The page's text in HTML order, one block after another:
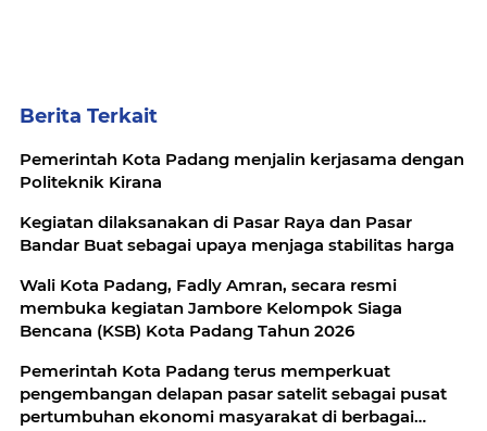
Berita Terkait
Pemerintah Kota Padang menjalin kerjasama dengan
Politeknik Kirana
Kegiatan dilaksanakan di Pasar Raya dan Pasar
Bandar Buat sebagai upaya menjaga stabilitas harga
Wali Kota Padang, Fadly Amran, secara resmi
membuka kegiatan Jambore Kelompok Siaga
Bencana (KSB) Kota Padang Tahun 2026
Pemerintah Kota Padang terus memperkuat
pengembangan delapan pasar satelit sebagai pusat
pertumbuhan ekonomi masyarakat di berbagai